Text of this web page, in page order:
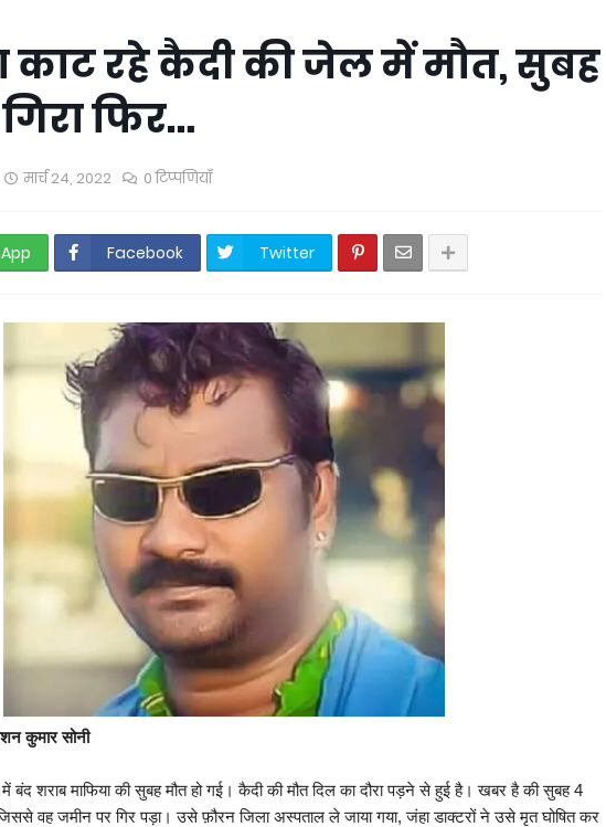
काट रहे कैदी की जेल में मौत, सुबह
फिर…
मार्च 24, 2022 0 टिप्पणियाँ
Facebook Twitter
कुमार सोनी
शराब माफिया की सुबह मौत हो गई। कैदी की मौत दिल का दौरा पड़ने से हुई है। खबर है की सुबह 4
वह जमीन पर गिर पड़ा। उसे फ़ौरन जिला अस्पताल ले जाया गया, जंहा डाक्टरों ने उसे मृत घोषित कर